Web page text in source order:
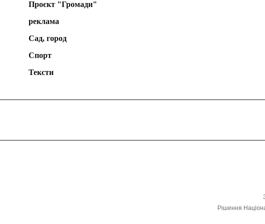
Проєкт "Громади"
реклама
Сад, город
Спорт
Тексти
Рішення